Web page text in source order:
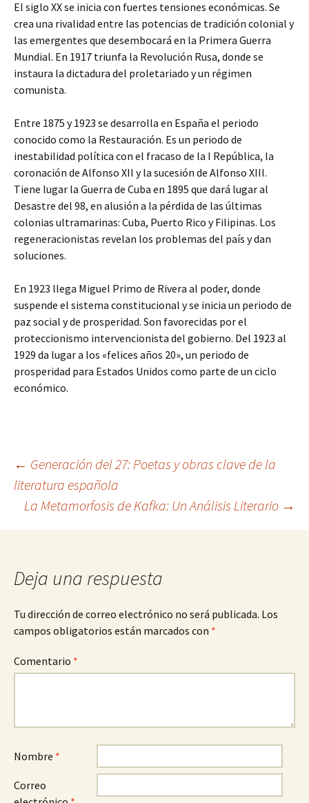
El siglo XX se inicia con fuertes tensiones económicas. Se
crea una rivalidad entre las potencias de tradición colonial y
las emergentes que desembocará en la Primera Guerra
Mundial. En 1917 triunfa la Revolución Rusa, donde se
instaura la dictadura del proletariado y un régimen
comunista.
Entre 1875 y 1923 se desarrolla en España el periodo
conocido como la Restauración. Es un periodo de
inestabilidad política con el fracaso de la I República, la
coronación de Alfonso XII y la sucesión de Alfonso XIII.
Tiene lugar la Guerra de Cuba en 1895 que dará lugar al
Desastre del 98, en alusión a la pérdida de las últimas
colonias ultramarinas: Cuba, Puerto Rico y Filipinas. Los
regeneracionistas revelan los problemas del país y dan
soluciones.
En 1923 llega Miguel Primo de Rivera al poder, donde
suspende el sistema constitucional y se inicia un periodo de
paz social y de prosperidad. Son favorecidas por el
proteccionismo intervencionista del gobierno. Del 1923 al
1929 da lugar a los «felices años 20», un periodo de
prosperidad para Estados Unidos como parte de un ciclo
económico.
Navegación
de
← Generación del 27: Poetas y obras clave de la
literatura española
La Metamorfosis de Kafka: Un Análisis Literario →
Deja una respuesta
Tu dirección de correo electrónico no será publicada. Los
campos obligatorios están marcados con *
Comentario *
Nombre *
Correo